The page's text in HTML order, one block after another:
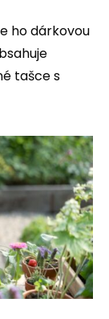
ho dárkovou
tašce s